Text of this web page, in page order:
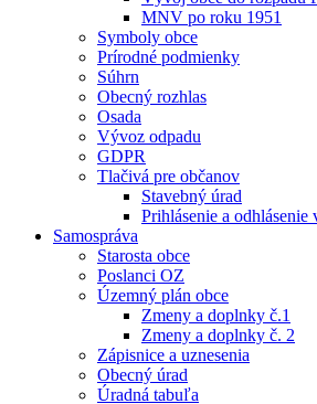
MNV po roku 1951
Symboly obce
Prírodné podmienky
Súhrn
Obecný rozhlas
Osada
Vývoz odpadu
GDPR
Tlačivá pre občanov
Stavebný úrad
Prihlásenie a odhlásenie
Samospráva
Starosta obce
Poslanci OZ
Územný plán obce
Zmeny a doplnky č.1
Zmeny a doplnky č. 2
Zápisnice a uznesenia
Obecný úrad
Úradná tabuľa